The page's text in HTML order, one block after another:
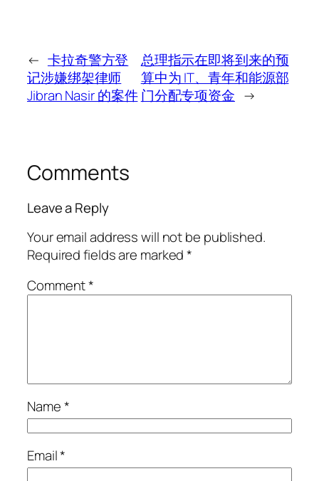
← 卡拉奇警方登
记涉嫌绑架律师
Jibran Nasir 的案件
总理指示在即将到来的预
算中为 IT、青年和能源部
门分配专项资金 →
Comments
Leave a Reply
Your email address will not be published.
Required fields are marked*
Comment*
Name*
Email*